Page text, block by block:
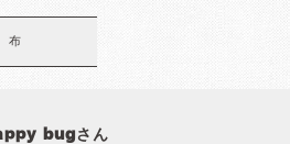
布
bugさん